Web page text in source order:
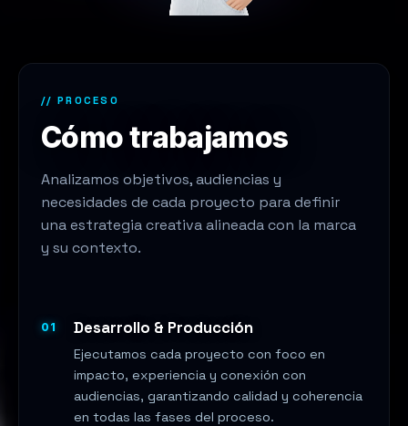
// PROCESO
Cómo trabajamos
Analizamos objetivos, audiencias y
necesidades de cada proyecto para definir
una estrategia creativa alineada con la marca
y su contexto.
01 Desarrollo & Producción
Ejecutamos cada proyecto con foco en
impacto, experiencia y conexión con
audiencias, garantizando calidad y coherencia
en todas las fases del proceso.